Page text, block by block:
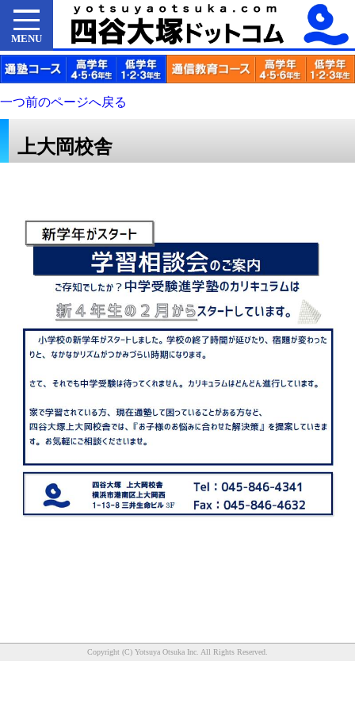
MENU
一つ前のページへ戻る
上大岡校舎
Copyright (C) Yotsuya Otsuka Inc. All Rights Reserved.